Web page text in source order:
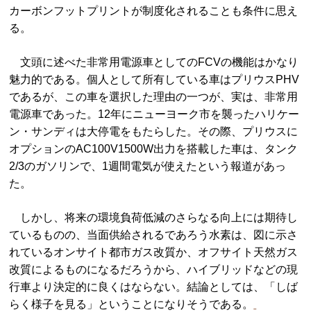
カーボンフットプリントが制度化されることも条件に思え
る。
文頭に述べた非常用電源車としてのFCVの機能はかなり
魅力的である。個人として所有している車はプリウスPHV
であるが、この車を選択した理由の一つが、実は、非常用
電源車であった。12年にニューヨーク市を襲ったハリケー
ン・サンディは大停電をもたらした。その際、プリウスに
オプションのAC100V1500W出力を搭載した車は、タンク
2/3のガソリンで、1週間電気が使えたという報道があっ
た。
しかし、将来の環境負荷低減のさらなる向上には期待し
ているものの、当面供給されるであろう水素は、図に示さ
れているオンサイト都市ガス改質か、オフサイト天然ガス
改質によるものになるだろうから、ハイブリッドなどの現
行車より決定的に良くはならない。結論としては、「しば
らく様子を見る」ということになりそうである。